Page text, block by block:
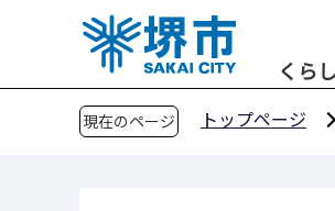
くら
現在のページ トップページ